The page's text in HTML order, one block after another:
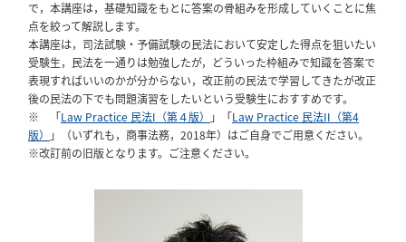
で，本講座は，基礎知識をもとに答案の骨組みを形成していくことに焦
点を絞って解説します。
本講座は，司法試験・予備試験の民法において安定した得点を狙いたい
受験生，民法を一通りは勉強したが，どういった枠組みで知識を答案で
表現すればいいのかが分からない，改正前の民法で学習してきたが改正
後の民法の下でも問題演習をしたいという受験生におすすめです。
※ 「Law Practice 民法I（第４版） 」「Law Practice 民法II（第4
版）
」（いずれも，商事法務，2018年）はご自身でご用意ください。
※改訂前の旧版となります。ご注意ください。